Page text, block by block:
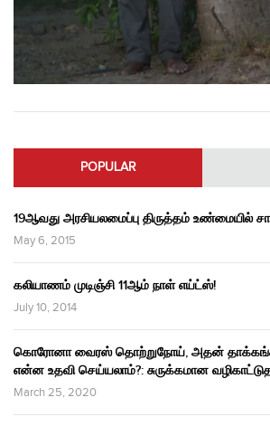
POPULAR
19ஆவது அரசியலமைப்பு திருத்தம் உண்மையில்
May 6, 2015
கலியாணம் முடிஞ்சி 11ஆம் நாள் எய்ட்ஸ்!
July 10, 2014
கொரோனா வைரஸ் தொற்றுநோய், அதன்
என்ன உதவி செய்யலாம்?: சுருக்கமான
March 25, 2020